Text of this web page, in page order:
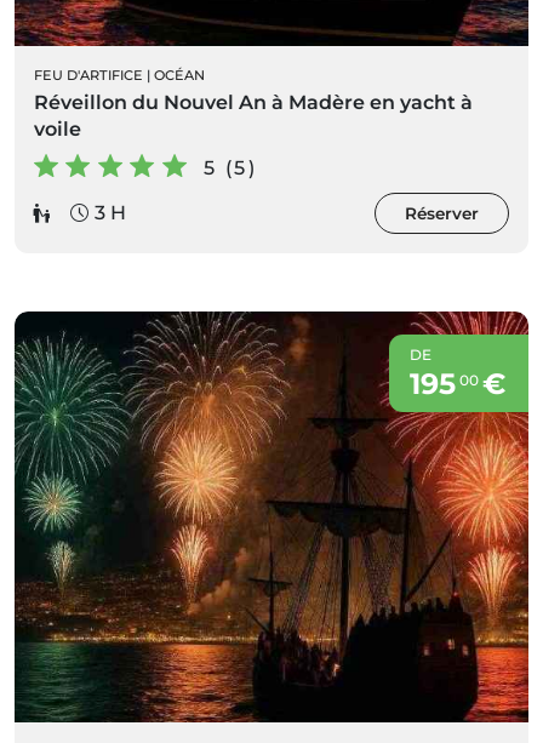
FEU D'ARTIFICE | OCÉAN
Réveillon du Nouvel An à Madère en yacht à
voile
5 (5)
3 H
Réserver
DE
195 00€